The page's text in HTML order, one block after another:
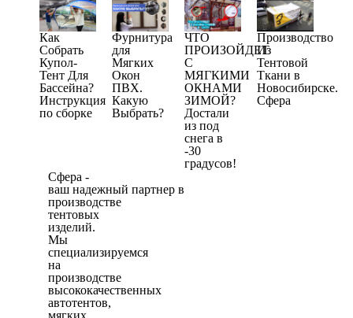
Как
Собрать
Купол-
Тент Для
Бассейна?
Инструкция
по сборке
Фурнитура
для
Мягких
Окон
ПВХ.
Какую
Выбрать?
ЧТО
ПРОИЗОЙДЕТ
С
МЯГКИМИ
ОКНАМИ
ЗИМОЙ?
Достали
из под
снега в
-30
градусов!
Производство
Из
Тентовой
Ткани в
Новосибирске.
Сфера
Сфера -
ваш надежный партнер в
производстве
тентовых
изделий.
Мы
специализируемся
на
производстве
высококачественных
автотентов,
мягких